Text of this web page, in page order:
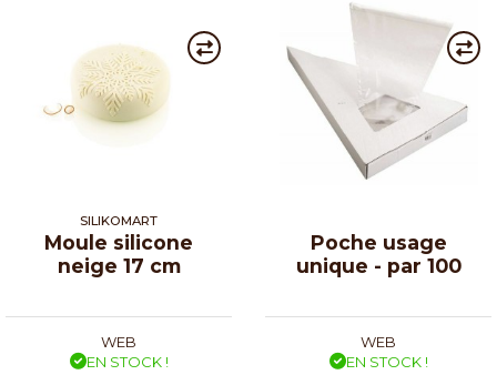
SILIKOMART
Moule silicone
neige 17 cm
WEB
EN STOCK !
Poche usage
unique - par 100
WEB
EN STOCK !